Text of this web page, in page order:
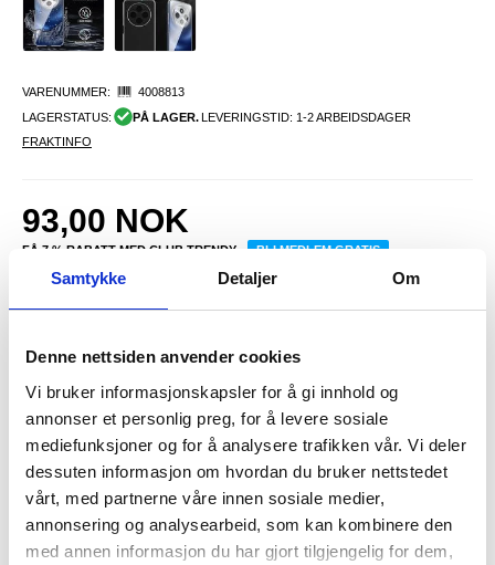
Samtykke Detaljer Om
Denne nettsiden anvender cookies
Vi bruker informasjonskapsler for å gi innhold og
annonser et personlig preg, for å levere sosiale
mediefunksjoner og for å analysere trafikken vår. Vi deler
dessuten informasjon om hvordan du bruker nettstedet
vårt, med partnerne våre innen sosiale medier,
annonsering og analysearbeid, som kan kombinere den
med annen informasjon du har gjort tilgjengelig for dem,
VARENUMMER:
4008813
LAGERSTATUS:
PÅ LAGER.LEVERINGSTID: 1-2 ARBEIDSDAGER
FRAKTINFO
93,00 NOK
FÅ 7 % RABATT MED CLUB TRENDY BLI MEDLEM GRATIS
SETT DET BILLIGERE?
- +
KUN 1 IGJEN PÅ LAGER!!
LURER DU PÅ NOE? SPØR OSS! LIVE CHAT
Beskrivelse